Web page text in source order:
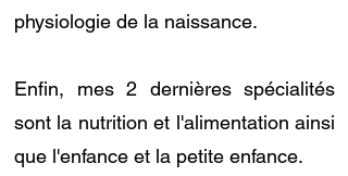
physiologie de la naissance.
Enfin, mes 2 dernières spécialités
sont la nutrition et l'alimentation ainsi
que l'enfance et la petite enfance.